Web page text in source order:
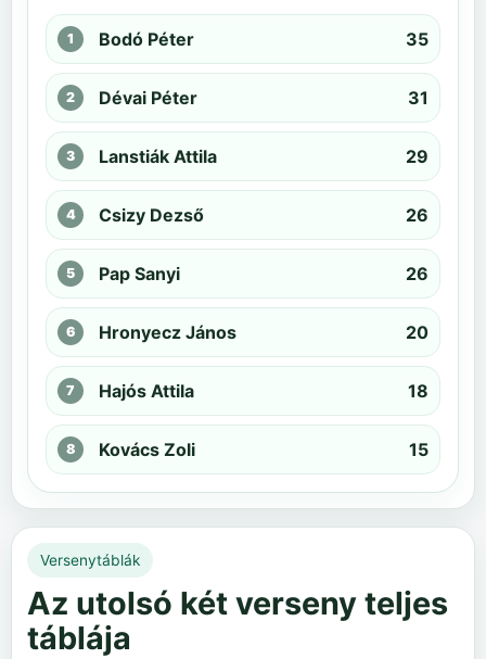
Bodó Péter 35
Dévai Péter 31
Lanstiák Attila 29
Csizy Dezső 26
Pap Sanyi 26
Hronyecz János 20
Hajós Attila 18
Kovács Zoli 15
Versenytáblák
Az utolsó két verseny teljes
táblája